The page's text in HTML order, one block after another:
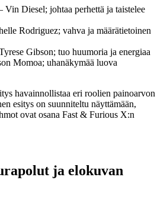
Vin Diesel; johtaa perhettä ja taistelee
Rodriguez; vahva ja määrätietoinen
Gibson; tuo huumoria ja energiaa
Momoa; uhanäkymää luova
havainnollistaa eri roolien painoarvon
esitys on suunniteltu näyttämään,
ovat osana Fast & Furious X:n
ja elokuvan